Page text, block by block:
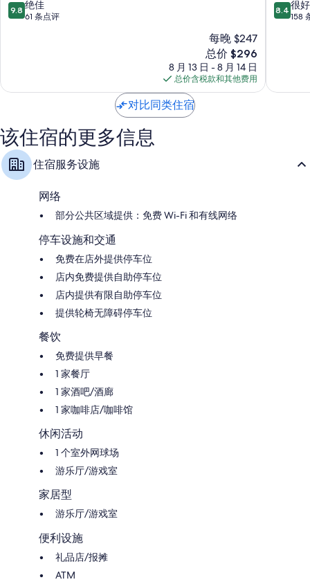
9.8
分，
61
评
9.8 绝佳
61 条点评
每晚 $247
新
价
格
$296
总价 $296
8 月 13 日 - 8 月 14 日
总价含税款和其他费用
8.4
分，
158
8.4 很好
158
对比同类住宿
该住宿的更多信息
住宿服务设施
网络
部分公共区域提供：免费 Wi-Fi 和有线网络
停车设施和交通
免费在店外提供停车位
店内免费提供自助停车位
店内提供有限自助停车位
提供轮椅无障碍停车位
餐饮
免费提供早餐
1 家餐厅
1 家酒吧/酒廊
1 家咖啡店/咖啡馆
休闲活动
1 个室外网球场
游乐厅/游戏室
家居型
游乐厅/游戏室
便利设施
礼品店/报摊
ATM